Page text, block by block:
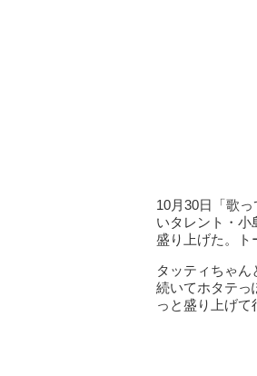
10月30日「歌
いタレント・小
盛り上げた。ト
タッティちゃん
続いてホタテっ
っと盛り上げて